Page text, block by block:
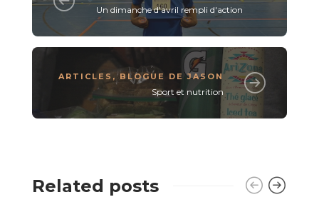
Un dimanche d'avril rempli d'action
ARTICLES , BLOGUE DE JASON
Sport et nutrition
Related posts